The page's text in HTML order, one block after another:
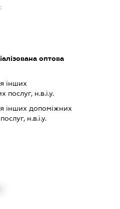
оптова
інших
послуг, н.в.і.у.
інших допоміжних
н.в.і.у.